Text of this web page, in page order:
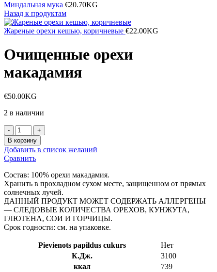
Миндальная мука €20.70KG
Назад к продуктам
Жареные орехи кешью, коричневые €22.00KG
Очищенные орехи
макадамия
€50.00KG
2 в наличии
Количество
товара
Очищенные
орехи
макадамия
В корзину
Добавить в список желаний
Сравнить
Состав: 100% орехи макадамия.
Хранить в прохладном сухом месте, защищенном от прямых
солнечных лучей.
ДАННЫЙ ПРОДУКТ МОЖЕТ СОДЕРЖАТЬ АЛЛЕРГЕНЫ
— СЛЕДОВЫЕ КОЛИЧЕСТВА ОРЕХОВ, КУНЖУТА,
ГЛЮТЕНА, СОИ И ГОРЧИЦЫ.
Срок годности: см. на упаковке.
Pievienots papildus cukurs
Нет
К.Дж.
3100
ккал
739